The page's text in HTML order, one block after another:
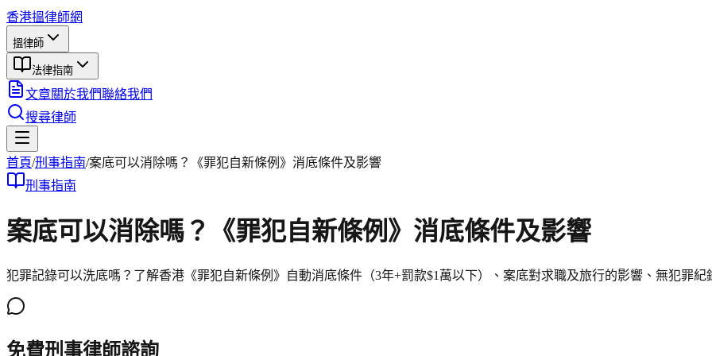
香港搵律師網
搵律師
法律指南
文章關於我們聯絡我們
搜尋律師
首頁/刑事指南/案底可以消除嗎？《罪犯自新條例》消底條件及影響
刑事指南
案底可以消除嗎？《罪犯自新條例》消底條件及影響
犯罪記錄可以洗底嗎？了解香港《罪犯自新條例》自動消底條件（3年+罰款$1萬以下）、案底對求職及旅行的影響、無犯罪紀
免費刑事律師諮詢